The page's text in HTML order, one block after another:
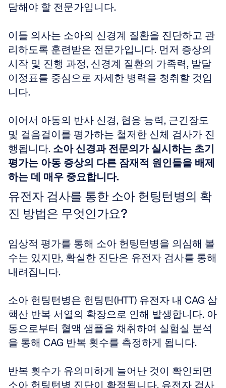
담해야 할 전문가입니다.
이들 의사는 소아의 신경계 질환을 진단하고 관
리하도록 훈련받은 전문가입니다. 먼저 증상의
시작 및 진행 과정, 신경계 질환의 가족력, 발달
이정표를 중심으로 자세한 병력을 청취할 것입
니다.
이어서 아동의 반사 신경, 협응 능력, 근긴장도
및 걸음걸이를 평가하는 철저한 신체 검사가 진
행됩니다. 소아 신경과 전문의가 실시하는 초기
평가는 아동 증상의 다른 잠재적 원인들을 배제
하는 데 매우 중요합니다.
유전자 검사를 통한 소아 헌팅턴병의 확
진 방법은 무엇인가요?
임상적 평가를 통해 소아 헌팅턴병을 의심해 볼
수는 있지만, 확실한 진단은 유전자 검사를 통해
내려집니다.
소아 헌팅턴병은 헌팅틴(HTT) 유전자 내 CAG 삼
핵산 반복 서열의 확장으로 인해 발생합니다. 아
동으로부터 혈액 샘플을 채취하여 실험실 분석
을 통해 CAG 반복 횟수를 측정하게 됩니다.
반복 횟수가 유의미하게 늘어난 것이 확인되면
소아 헌팅턴병 진단이 확정됩니다. 유전자 검사